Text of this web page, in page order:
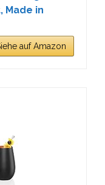
Made in
auf Amazon